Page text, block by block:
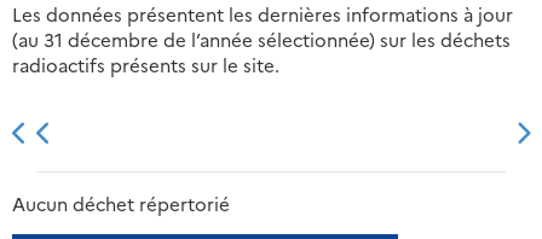
Les données présentent les dernières informations à jour
(au 31 décembre de l’année sélectionnée) sur les déchets
radioactifs présents sur le site.
2013 2014
Aucun déchet répertorié